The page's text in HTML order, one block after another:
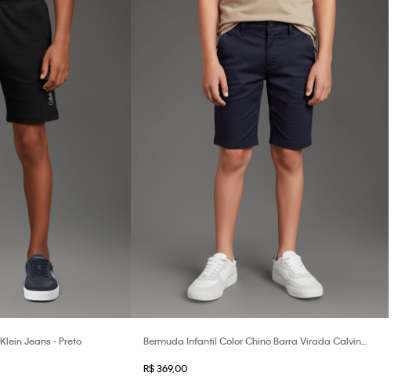
Jeans - Preto
Bermuda Infantil Color Chino Barra Virada Calvin
R$ 369,00